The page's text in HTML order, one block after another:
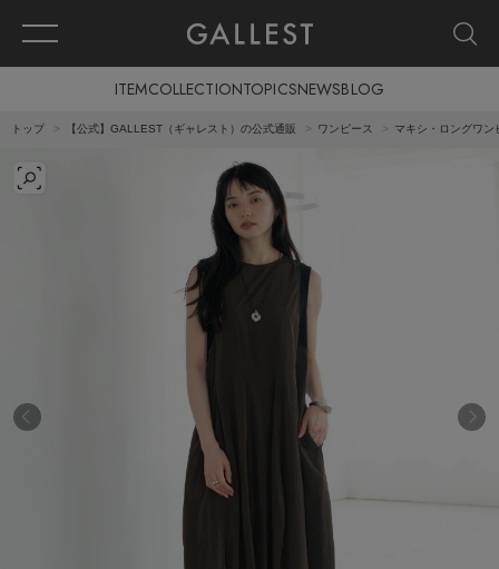
ITEMCOLLECTIONTOPICSNEWSBLOG
トップ 【公式】GALLEST（ギャレスト）の公式通販 ワンピース マキシ・ロングワン